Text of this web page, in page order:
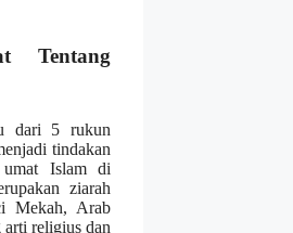
Tentang
dari 5 rukun
tindakan
Islam di
ziarah
Mekah, Arab
arti religius dan